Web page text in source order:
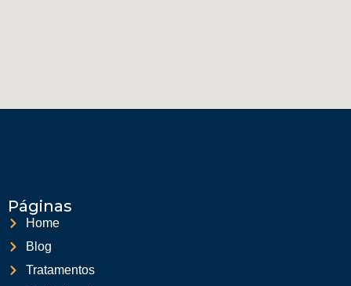
Páginas
Home
Blog
Tratamentos